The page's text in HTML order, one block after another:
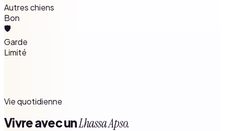
Autres chiens
Bon
🛡️
Garde
Limité
Vie quotidienne
Vivre avec unLhassa Apso.